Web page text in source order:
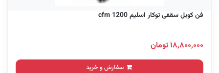
فن کویل سقفی توکار اسلیم 1200 cfm
۱۸,۸۰۰,۰۰۰ تومان
سفارش و خرید